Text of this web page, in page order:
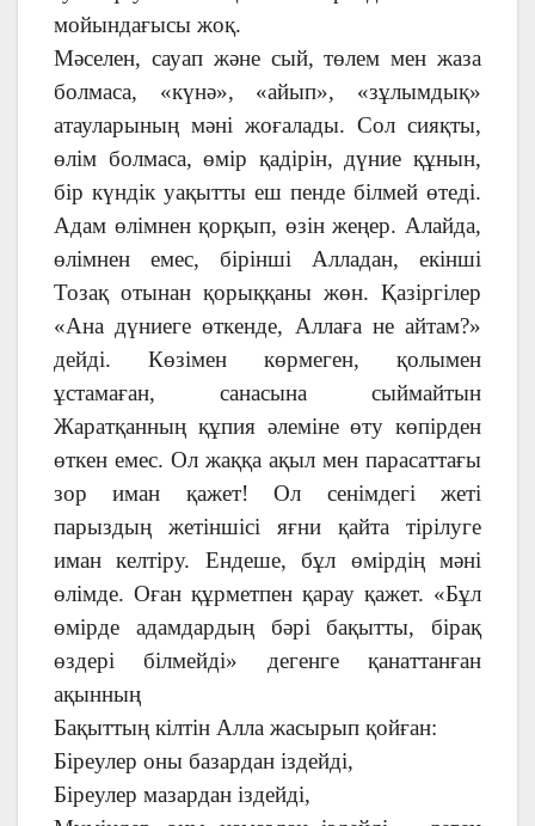
мойындағысы жоқ.
Мәселен, сауап және сый, төлем мен жаза
болмаса, «күнә», «айып», «зұлымдық»
атауларының мәні жоғалады. Сол сияқты,
өлім болмаса, өмір қадірін, дүние құнын,
бір күндік уақытты еш пенде білмей өтеді.
Адам өлімнен қорқып, өзін жеңер. Алайда,
өлімнен емес, бірінші Алладан, екінші
Тозақ отынан қорыққаны жөн. Қазіргілер
«Ана дүниеге өткенде, Аллаға не айтам?»
дейді. Көзімен көрмеген, қолымен
ұстамаған, санасына сыймайтын
Жаратқанның құпия әлеміне өту көпірден
өткен емес. Ол жаққа ақыл мен парасаттағы
зор иман қажет! Ол сенімдегі жеті
парыздың жетіншісі яғни қайта тірілуге
иман келтіру. Ендеше, бұл өмірдің мәні
өлімде. Оған құрметпен қарау қажет. «Бұл
өмірде адамдардың бәрі бақытты, бірақ
өздері білмейді» дегенге қанаттанған
ақынның
Бақыттың кілтін Алла жасырып қойған:
Біреулер оны базардан іздейді,
Біреулер мазардан іздейді,